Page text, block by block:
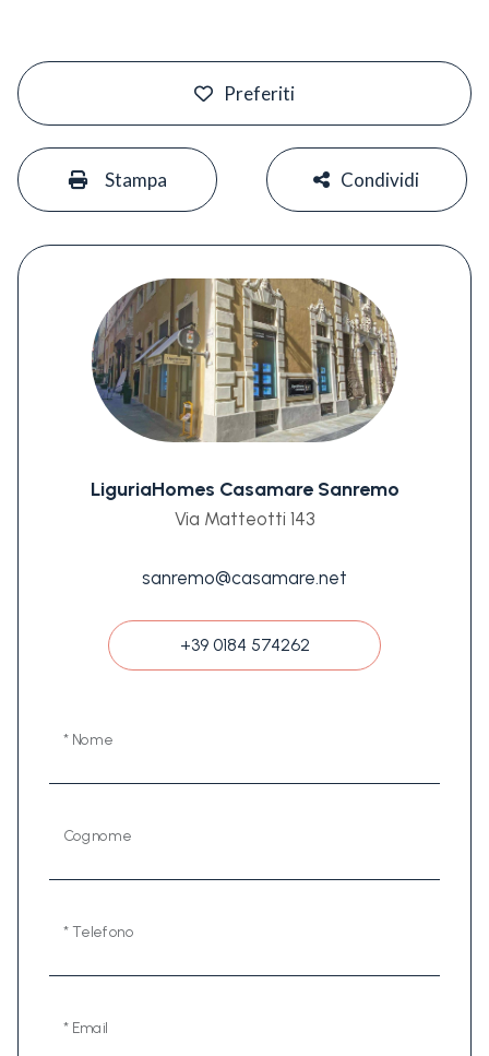
Preferiti
Stampa Condividi
LiguriaHomes Casamare Sanremo
Via Matteotti 143
sanremo@casamare.net
+39 0184 574262
* Nome
Cognome
* Telefono
* Email